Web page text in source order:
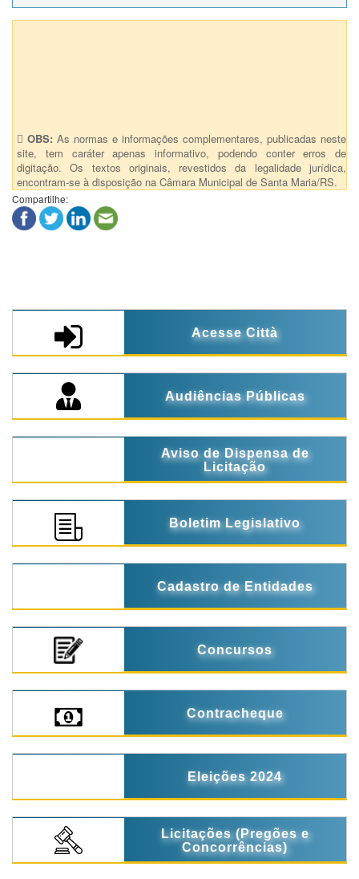
OBS: As normas e informações complementares, publicadas neste
site, tem caráter apenas informativo, podendo conter erros de
digitação. Os textos originais, revestidos da legalidade jurídica,
encontram-se à disposição na Câmara Municipal de Santa Maria/RS.
Compartilhe:
Acesse Città
Audiências Públicas
Aviso de Dispensa de
Licitação
Boletim Legislativo
Cadastro de Entidades
Concursos
Contracheque
Eleições 2024
Licitações (Pregões e
Concorrências)